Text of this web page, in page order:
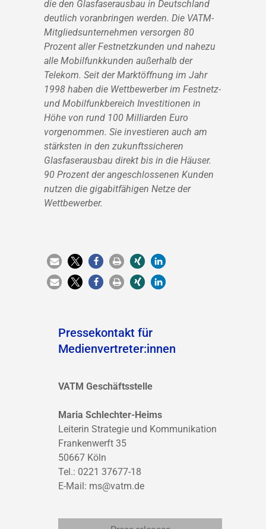
die den Glasfaserausbau in Deutschland
deutlich voranbringen werden. Die VATM-
Mitgliedsunternehmen versorgen 80
Prozent aller Festnetzkunden und nahezu
alle Mobilfunkkunden außerhalb der
Telekom. Seit der Marktöffnung im Jahr
1998 haben die Wettbewerber im Festnetz-
und Mobilfunkbereich Investitionen in
Höhe von rund 100 Milliarden Euro
vorgenommen. Sie investieren auch am
stärksten in den zukunftssicheren
Glasfaserausbau direkt bis in die Häuser.
90 Prozent der angeschlossenen Kunden
nutzen die gigabitfähigen Netze der
Wettbewerber.
Pressekontakt für
Medienvertreter:innen
VATM Geschäftsstelle
Maria Schlechter-Heims
Leiterin Strategie und Kommunikation
Frankenwerft 35
50667 Köln
Tel.: 0221 37677-18
E-Mail: ms@vatm.de